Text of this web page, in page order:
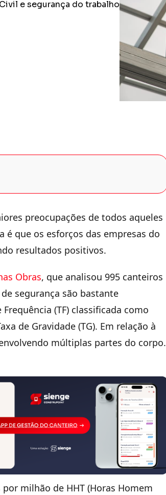
e segurança do trabalho
preocupações de todos aqueles
que os esforços das empresas do
resultados positivos.
Obras, que analisou 995 canteiros
segurança são bastante
(TF) classificada como
de Gravidade (TG). Em relação à
múltiplas partes do corpo.
milhão de HHT (Horas Homem